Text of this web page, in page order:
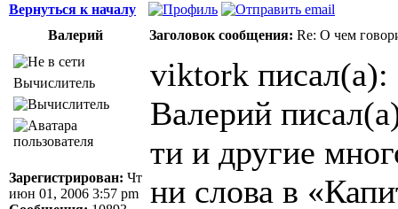
Вернуться к началу
Валерий
Заголовок сообщения: Re: О чем
Вычислитель
Зарегистрирован: Чт
июн 01, 2006 3:57 pm
viktork писал(а):
Валерий
ти и другие
ни слова в